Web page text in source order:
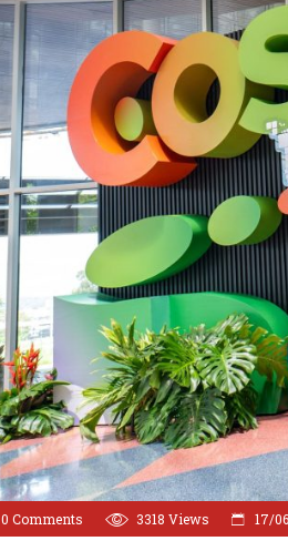
0 Comments 3318 Views 17/